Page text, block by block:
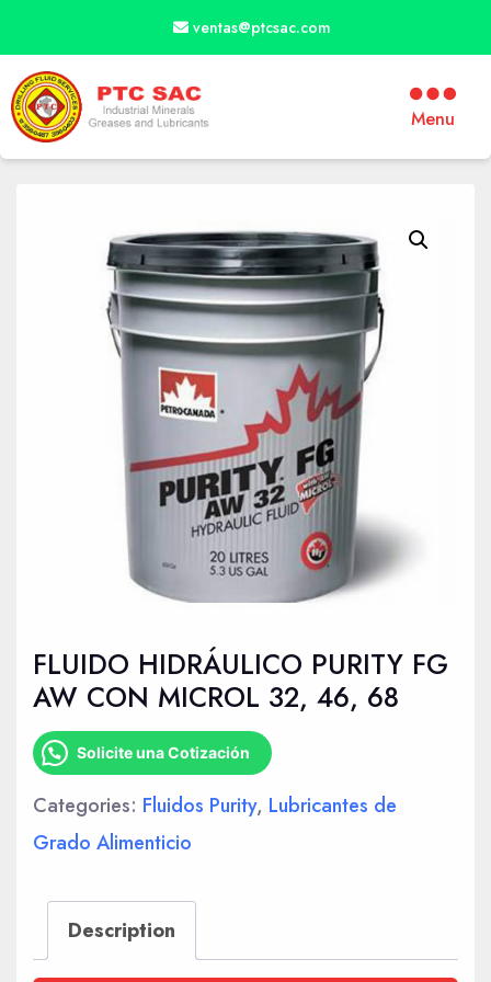
ventas@ptcsac.com
Menu
FLUIDO HIDRÁULICO PURITY FG
AW CON MICROL 32, 46, 68
Solicite una Cotización
Categories: Fluidos Purity, Lubricantes de
Grado Alimenticio
Description